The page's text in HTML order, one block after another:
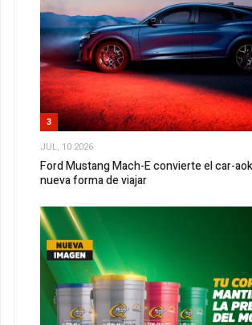
3
JUL, 10 2026
Ford Mustang Mach-E convierte el car-
nueva forma de viajar